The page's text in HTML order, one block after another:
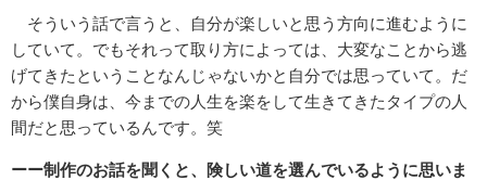
そういう話で言うと、自分が楽しいと思う方向に進むように
していて。でもそれって取り方によっては、大変なことから逃
げてきたということなんじゃないかと自分では思っていて。だ
から僕自身は、今までの人生を楽をして生きてきたタイプの人
間だと思っているんです。笑
ーー制作のお話を聞くと、険しい道を選んでいるように思いま